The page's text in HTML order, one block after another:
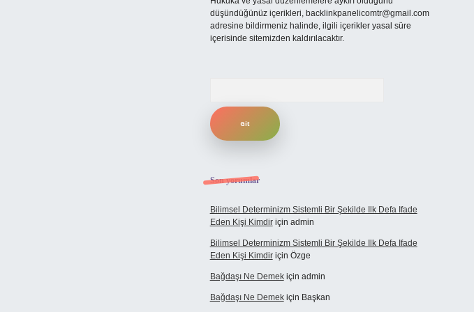
düşündüğünüz içerikleri, backlinkpanelicomtr@gmail.com
adresine bildirmeniz halinde, ilgili içerikler yasal süre
içerisinde sitemizden kaldırılacaktır.
Son yorumlar
Bilimsel Determinizm Sistemli Bir Şekilde Ilk Defa Ifade
Eden Kişi Kimdiriçin admin
Bilimsel Determinizm Sistemli Bir Şekilde Ilk Defa Ifade
Eden Kişi Kimdiriçin Özge
Bağdaşı Ne Demekiçin admin
Bağdaşı Ne Demekiçin Başkan